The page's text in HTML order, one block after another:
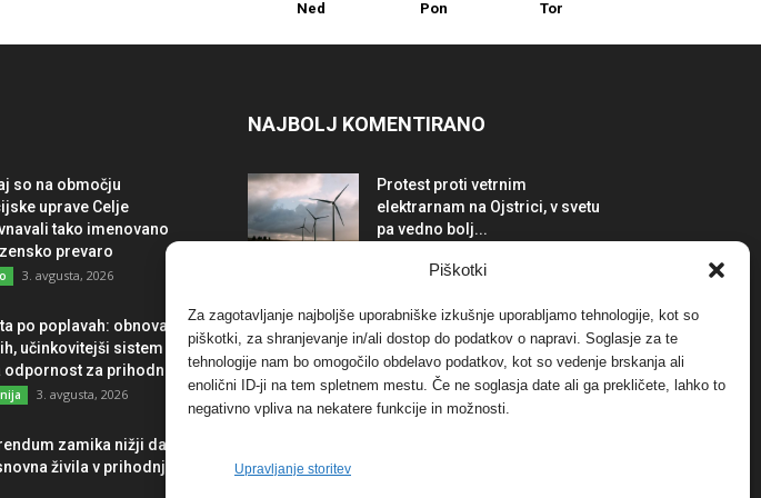
Piškotki
Za zagotavljanje najboljše uporabniške izkušnje uporabljamo tehnologije, kot so
piškotki, za shranjevanje in/ali dostop do podatkov o napravi. Soglasje za te
tehnologije nam bo omogočilo obdelavo podatkov, kot so vedenje brskanja ali
enolični ID-ji na tem spletnem mestu. Če ne soglasja date ali ga prekličete, lahko to
negativno vpliva na nekatere funkcije in možnosti.
Upravljanje storitev
Ned Pon Tor
so na območju
uprave Celje
tako imenovano
prevaro
3. avgusta, 2026
po poplavah: obnova po
učinkovitejši sistem in
odpornost za prihodnost
3. avgusta, 2026
zamika nižji davek
živila v prihodnje
NAJBOLJ KOMENTIRANO
Protest proti vetrnim
elektrarnam na Ojstrici, v svetu
pa vedno bolj...
elektrarnam Verbund
Dogodki 29. januarja, 2018
FOTO: Razstava cvetličarskega